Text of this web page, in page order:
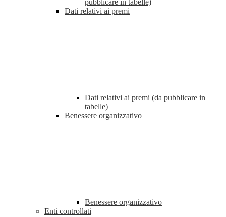
pubblicare in tabelle)
Dati relativi ai premi
Dati relativi ai premi (da pubblicare in
tabelle)
Benessere organizzativo
Benessere organizzativo
Enti controllati